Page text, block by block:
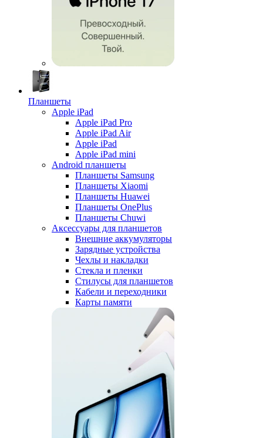
Планшеты
Apple iPad
Apple iPad Pro
Apple iPad Air
Apple iPad
Apple iPad mini
Android планшеты
Планшеты Samsung
Планшеты Xiaomi
Планшеты Huawei
Планшеты OnePlus
Планшеты Chuwi
Аксессуары для планшетов
Внешние аккумуляторы
Зарядные устройства
Чехлы и накладки
Стекла и пленки
Стилусы для планшетов
Кабели и переходники
Карты памяти